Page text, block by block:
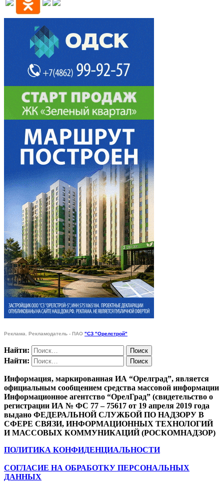
Реклама. Рекламодатель - ПАО "СЗ "Орелстрой"
Найти:
Найти:
Информация, маркированная ИА “Орелград”, является
официальным сообщением средства массовой информации
Информационное агентство “ОрелГрад” (свидетельство о
регистрации ИА № ФС 77 – 75617 от 19 апреля 2019 года
выдано ФЕДЕРАЛЬНОЙ СЛУЖБОЙ ПО НАДЗОРУ В
СФЕРЕ СВЯЗИ, ИНФОРМАЦИОННЫХ ТЕХНОЛОГИЙ
И МАССОВЫХ КОММУНИКАЦИЙ (РОСКОМНАДЗОР)
ПОЛИТИКА КОНФИДЕНЦИАЛЬНОСТИ
СОГЛАСИЕ НА ОБРАБОТКУ ПЕРСОНАЛЬНЫХ
ДАННЫХ